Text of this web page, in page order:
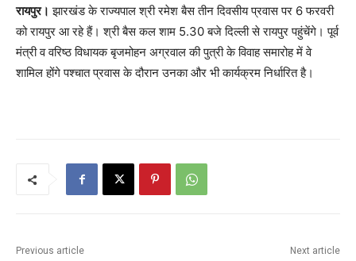
रायपुर। झारखंड के राज्यपाल श्री रमेश बैस तीन दिवसीय प्रवास पर 6 फरवरी
को रायपुर आ रहे हैं। श्री बैस कल शाम 5.30 बजे दिल्ली से रायपुर पहुंचेंगे। पूर्व
मंत्री व वरिष्ठ विधायक बृजमोहन अग्रवाल की पुत्री के विवाह समारोह में वे
शामिल होंगे पश्चात प्रवास के दौरान उनका और भी कार्यक्रम निर्धारित है।
Previous article Next article